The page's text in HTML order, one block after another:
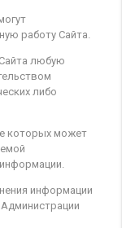
работу Сайта.
любую
либо
которых может
информации
Администрации